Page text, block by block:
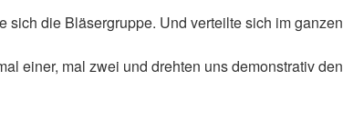
sich die Bläsergruppe. Und verteilte sich im ganzen
einer, mal zwei und drehten uns demonstrativ den